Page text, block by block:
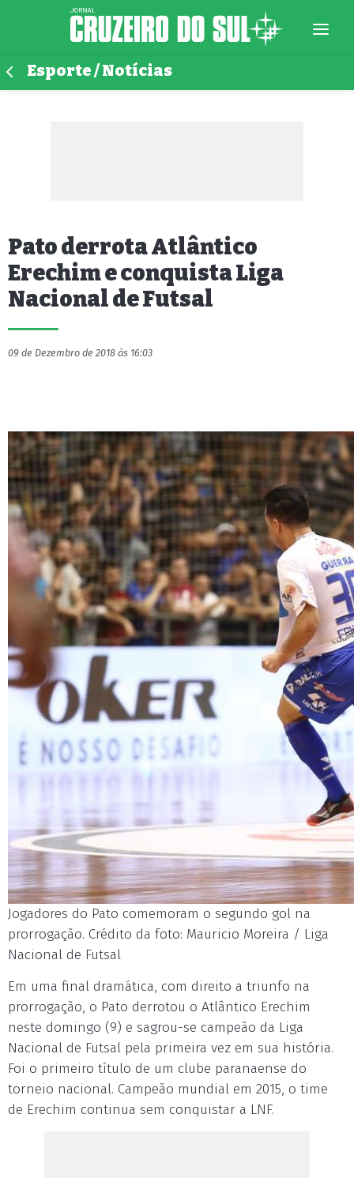
Esporte / Notícias
Pato derrota Atlântico
Erechim e conquista Liga
Nacional de Futsal
09 de Dezembro de 2018 às 16:03
Jogadores do Pato comemoram o segundo gol na
prorrogação. Crédito da foto: Mauricio Moreira / Liga
Nacional de Futsal
Em uma final dramática, com direito a triunfo na
prorrogação, o Pato derrotou o Atlântico Erechim
neste domingo (9) e sagrou-se campeão da Liga
Nacional de Futsal pela primeira vez em sua história.
Foi o primeiro título de um clube paranaense do
torneio nacional. Campeão mundial em 2015, o time
de Erechim continua sem conquistar a LNF.